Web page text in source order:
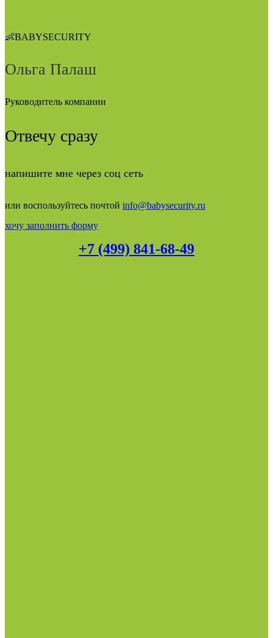
👶BABYSECURITY
Ольга Палаш
Руководитель компании
Отвечу сразу
напишите мне через соц сеть
или воспользуйтесь почтой info@babysecurity.ru
хочу заполнить форму
+7 (499) 841-68-49